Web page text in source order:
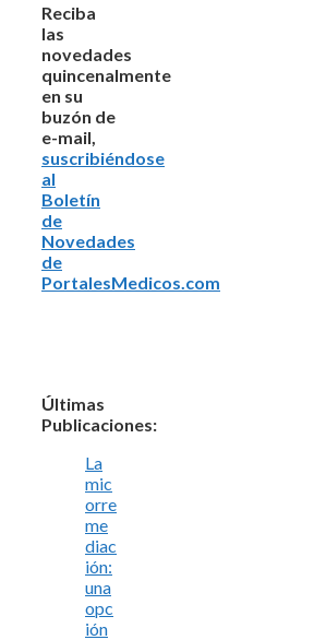
Reciba
las
novedades
quincenalmente
en su
buzón de
e-mail,
suscribiéndose
al
Boletín
de
Novedades
de
PortalesMedicos.com
Últimas
Publicaciones:
La
mic
orre
me
diac
ión:
una
opc
ión